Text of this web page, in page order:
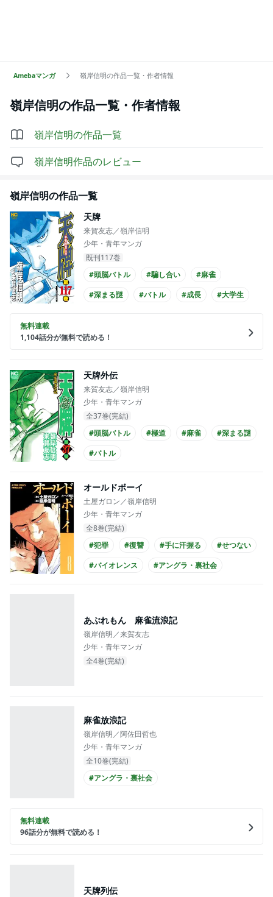
Amebaマンガ 嶺岸信明の作品一覧・作者情報
嶺岸信明の作品一覧・作者情報
嶺岸信明の作品一覧
嶺岸信明作品のレビュー
嶺岸信明の作品一覧
天牌
来賀友志／嶺岸信明
少年・青年マンガ
既刊117巻
#頭脳バトル
#騙し合い
#麻雀
#深まる謎
#バトル #成長 #大学生
無料連載
1,104話分が無料で読める！
天牌外伝
来賀友志／嶺岸信明
少年・青年マンガ
全37巻(完結)
#頭脳バトル
#極道 #麻雀
#深まる謎
#バトル
オールドボーイ
土屋ガロン／嶺岸信明
少年・青年マンガ
全8巻(完結)
#犯罪
#復讐 #手に汗握る
#せつない
#バイオレンス
#アングラ・裏社会
あぶれもん 麻雀流浪記
嶺岸信明／来賀友志
少年・青年マンガ
全4巻(完結)
麻雀放浪記
嶺岸信明／阿佐田哲也
少年・青年マンガ
全10巻(完結)
#アングラ・裏社会
無料連載
96話分が無料で読める！
天牌列伝